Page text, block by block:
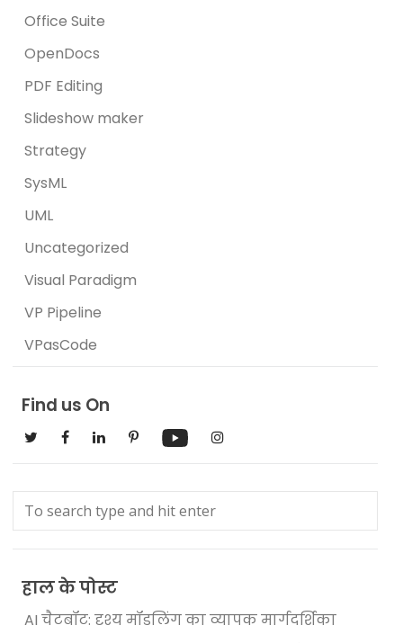
Office Suite
OpenDocs
PDF Editing
Slideshow maker
Strategy
SysML
UML
Uncategorized
Visual Paradigm
VP Pipeline
VPasCode
Find us On
हाल के पोस्ट
AI चैटबॉट: दृश्य मॉडलिंग का व्यापक मार्गदर्शिका